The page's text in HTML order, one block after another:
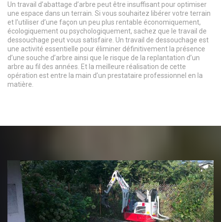
Un travail d’abattage d’arbre peut être insuffisant pour optimiser
une espace dans un terrain. Si vous souhaitez libérer votre terrain
et l’utiliser d’une façon un peu plus rentable économiquement,
écologiquement ou psychologiquement, sachez que le travail de
dessouchage peut vous satisfaire. Un travail de dessouchage est
une activité essentielle pour éliminer définitivement la présence
d’une souche d’arbre ainsi que le risque de la replantation d’un
arbre au fil des années. Et la meilleure réalisation de cette
opération est entre la main d’un prestataire professionnel en la
matière.